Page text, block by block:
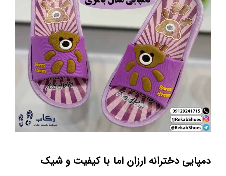
دمپایی دخترانه ارزان اما با کیفیت و شیک